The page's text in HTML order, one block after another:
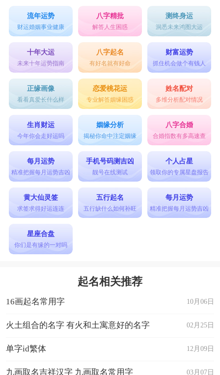
流年运势
财运婚姻事业健康
八字精批
解答人生困惑
测终身运
洞悉未来鸿图大运
十年大运
未来十年运势指南
八字起名
有好名就有好命
财富运势
抓住机会做个有钱人
正缘画像
看看真爱长什么样
恋爱桃花运
专业解答姻缘困惑
姓名配对
多维分析配对情况
生肖财运
今年你会走好运吗
姻缘分析
揭秘你命中注定姻缘
八字合婚
合婚指数有多高速查
每月运势
精准把握每月运势吉凶
手机号码测吉凶
靓号在线测试
个人占星
领取你的专属星盘报告
黄大仙灵签
求签求得好运连连
五行起名
五行缺什么如何补旺
每月运势
精准把握每月运势吉凶
星座合盘
你们是有缘的一对吗
起名相关推荐
10月06日
16画起名常用字
02月25日
火土组合的名字 有火和土寓意好的名字
12月09日
单字id繁体
03月07日
九画取名吉祥汉字 九画取名常用字